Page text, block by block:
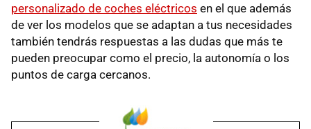
personalizado de coches eléctricos en el que además
de ver los modelos que se adaptan a tus necesidades
también tendrás respuestas a las dudas que más te
pueden preocupar como el precio, la autonomía o los
puntos de carga cercanos.